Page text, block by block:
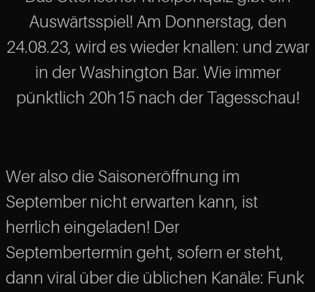
Auswärtsspiel! Am Donnerstag, den
24.08.23, wird es wieder knallen: und zwar
in der Washington Bar. Wie immer
pünktlich 20h15 nach der Tagesschau!
Wer also die Saisoneröffnung im
September nicht erwarten kann, ist
herrlich eingeladen! Der
Septembertermin geht, sofern er steht,
dann viral über die üblichen Kanäle: Funk